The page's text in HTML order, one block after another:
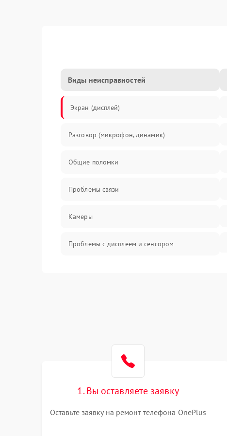
Виды неисправностей
Экран (дисплей)
Разговор (микрофон, динамик)
Общие поломки
Проблемы связи
Камеры
Проблемы с дисплеем и сенсором
1. Вы оставляете заявку
Оставьте заявку на ремонт телефона OnePlus